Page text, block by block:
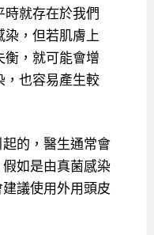
時就存在於我們
染，但若肌膚上
衡，就可能會增
，也容易產生較
的，醫生通常會
如是由真菌感染
議使用外用頭皮